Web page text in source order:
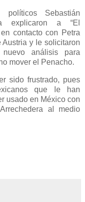
Sebastián
explicaron a “El
contacto con Petra
Austria y le solicitaron
análisis para
mover el Penacho.
sido frustrado, pues
que le han
usado en México con
al medio